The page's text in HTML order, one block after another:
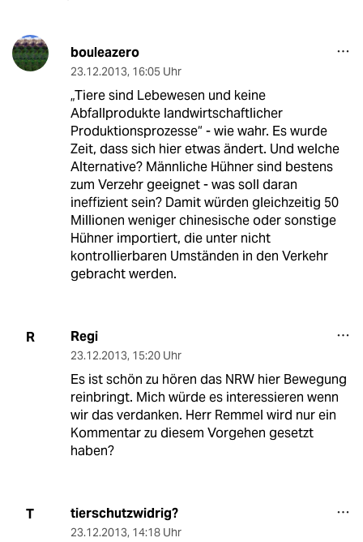
bouleazero
23.12.2013, 16:05 Uhr
„Tiere sind Lebewesen und keine
Abfallprodukte landwirtschaftlicher
Produktionsprozesse“ - wie wahr. Es wurde
Zeit, dass sich hier etwas ändert. Und welche
Alternative? Männliche Hühner sind bestens
zum Verzehr geeignet - was soll daran
ineffizient sein? Damit würden gleichzeitig 50
Millionen weniger chinesische oder sonstige
Hühner importiert, die unter nicht
kontrollierbaren Umständen in den Verkehr
gebracht werden.
R Regi
23.12.2013, 15:20 Uhr
Es ist schön zu hören das NRW hier Bewegung
reinbringt. Mich würde es interessieren wenn
wir das verdanken. Herr Remmel wird nur ein
Kommentar zu diesem Vorgehen gesetzt
haben?
T tierschutzwidrig?
23.12.2013, 14:18 Uhr